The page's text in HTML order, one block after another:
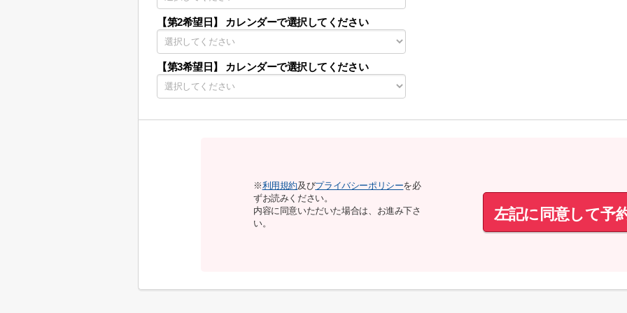
【第2希望日】 カレンダーで選択してください
【第3希望日】 カレンダーで選択してください
※利用規約及びプライバシーポリシーを必
ずお読みください。
内容に同意いただいた場合は、お進み下さ
い。
左記に同意して予